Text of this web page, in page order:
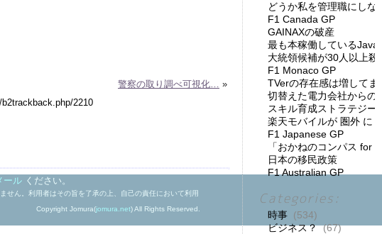
警察の取り調べ可視化… »
どうか私を管理職にしな
F1 Canada GP
GAINAXの破産
最も本稼働している
大統領候補が30人以上殺
F1 Monaco GP
TVerの存在感は増してま
切替えた電力会社からの
スキル育成ストラテジー
楽天モバイルが 圏外 に
F1 Japanese GP
「おかねのコンパス for
日本の移民政策
F1 Australian GP
Categories:
時事 (534)
ビジネス？(67)
ール ください。
ん。利用者はその旨を了承の上、自己の責任において利用
Copyright Jomura(jomura.net) All Rights Reserved.